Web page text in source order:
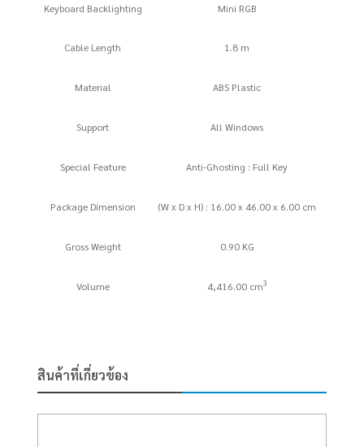
Keyboard Backlighting Mini RGB
Cable Length 1.8 m
Material ABS Plastic
Support All Windows
Special Feature Anti-Ghosting : Full Key
Package Dimension (W x D x H) : 16.00 x 46.00 x 6.00 cm
Gross Weight 0.90 KG
Volume 4,416.00 cm3
สินค้าที่เกี่ยวข้อง